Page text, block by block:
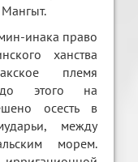
инака право
ханства
племя
до этого на
осесть в
между
морем.